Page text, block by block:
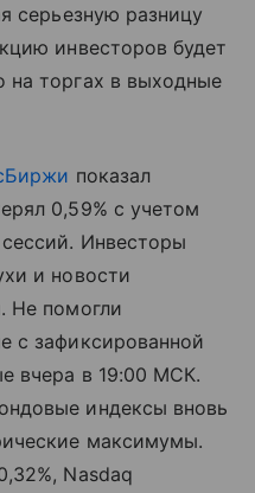
серьезную разницу
инвесторов будет
торгах в выходные
показал
0,59% с учетом
Инвесторы
и новости
Не помогли
с зафиксированной
вчера в 19:00 МСК.
индексы вновь
максимумы.
Nasdaq